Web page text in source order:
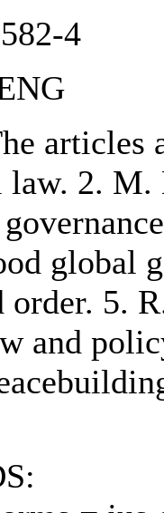
4
articles
2. M.
global
5.
and